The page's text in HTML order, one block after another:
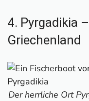
4. Pyrgadikia
Griechenland
Der herrliche Ort